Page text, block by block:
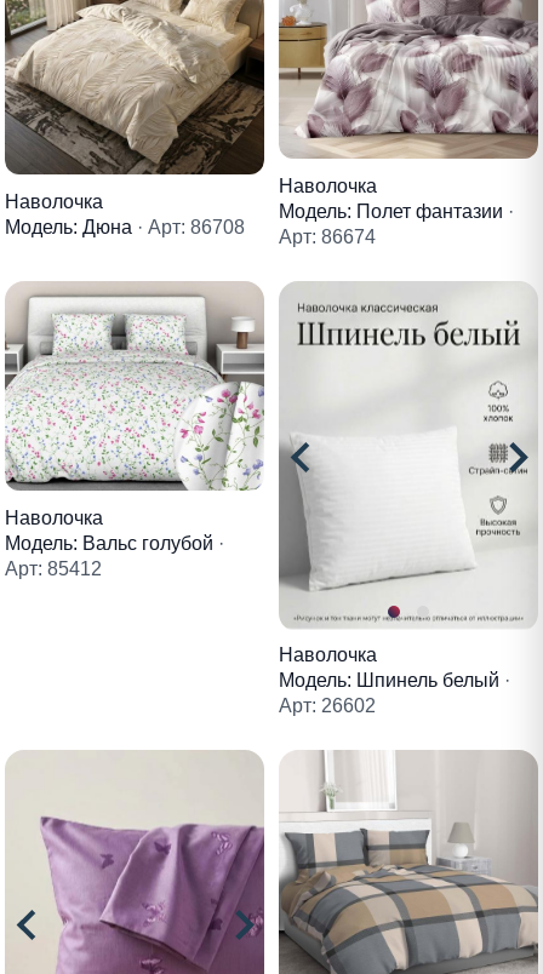
Наволочка
Модель: Дюна · Арт: 86708
Наволочка
Модель: Полет фантазии ·
Арт: 86674
Наволочка
Модель: Вальс голубой ·
Арт: 85412
Наволочка
Модель: Шпинель белый ·
Арт: 26602